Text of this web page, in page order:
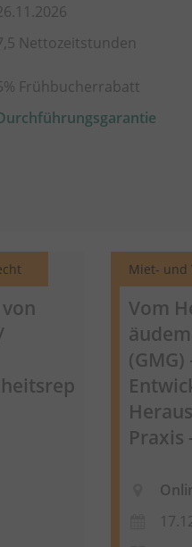
Nettozeitstunden
Frühbucherrabatt
Miet- und
Vom
Praxis